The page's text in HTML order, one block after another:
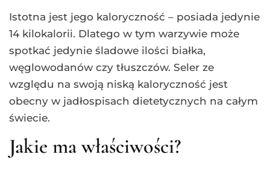
Istotna jest jego kaloryczność – posiada jedynie
14 kilokalorii. Dlatego w tym warzywie może
spotkać jedynie śladowe ilości białka,
węglowodanów czy tłuszczów. Seler ze
względu na swoją niską kaloryczność jest
obecny w jadłospisach dietetycznych na całym
świecie.
Jakie ma właściwości?